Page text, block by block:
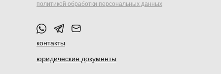
контакты
юридические документы
политикой обработки персональных данных